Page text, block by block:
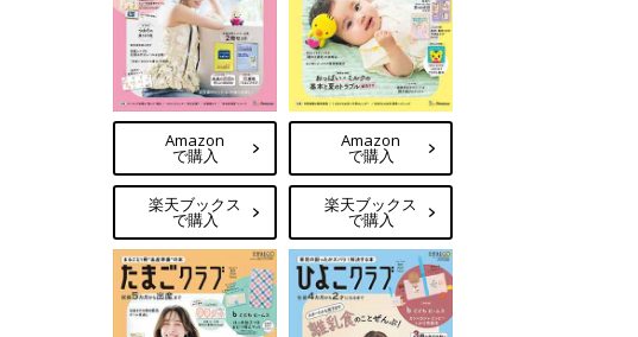
Amazon
で購入
楽天ブックス
で購入
Amazon
で購入
楽天ブックス
で購入